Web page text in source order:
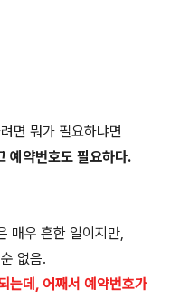
면 뭐가 필요하냐면
예약번호도 필요하다.
매우 흔한 일이지만,
없음.
는데, 어째서 예약번호가